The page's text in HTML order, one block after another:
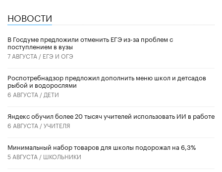
НОВОСТИ
В Госдуме предложили отменить ЕГЭ из-за проблем с
поступлением в вузы
7 АВГУСТА / ЕГЭ И ОГЭ
Роспотребнадзор предложил дополнить меню школ и детсадов
рыбой и водорослями
6 АВГУСТА / ДЕТИ
​Яндекс обучил более 20 тысяч учителей использовать ИИ в работе
6 АВГУСТА /УЧИТЕЛЯ
Минимальный набор товаров для школы подорожал на 6,3%
5 АВГУСТА / ШКОЛЬНИКИ